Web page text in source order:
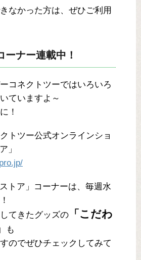
なかった方は、ぜひご利用
ナー連載中！
コネクトツーではいろいろ
ていますよ～
！
トツー公式オンラインショ
」
トア」コーナーは、毎週水
てきたグッズの
「こだわ
も
のでぜひチェックしてみて